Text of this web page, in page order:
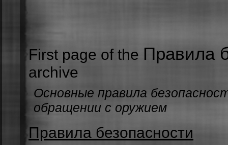
First page of the Правила
archive
Основные правила
обращении с оружием
Правила безопасности